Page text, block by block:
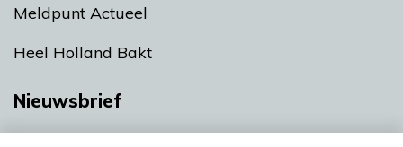
Meldpunt Actueel
Heel Holland Bakt
Nieuwsbrief